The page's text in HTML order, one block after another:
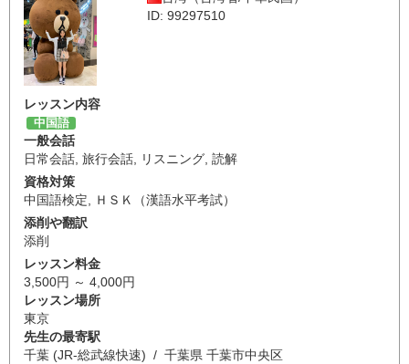
ID: 99297510
レッスン内容
中国語
一般会話
日常会話 旅行会話 リスニング 読解
資格対策
中国語検定
ＨＳＫ（漢語水平考試）
添削や翻訳
添削
レッスン料金
3,500円 ～ 4,000円
レッスン場所
東京
先生の最寄駅
千葉 (JR-総武線快速) / 千葉県 千葉市中央区